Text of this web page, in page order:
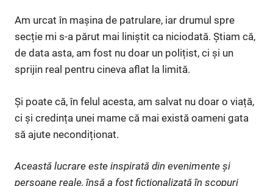
Am urcat în mașina de patrulare, iar drumul spre
secție mi s-a părut mai liniștit ca niciodată. Știam că,
de data asta, am fost nu doar un polițist, ci și un
sprijin real pentru cineva aflat la limită.
Și poate că, în felul acesta, am salvat nu doar o viață,
ci și credința unei mame că mai există oameni gata
să ajute necondiționat.
Această lucrare este inspirată din evenimente și
persoane reale, însă a fost ficționalizată în scopuri